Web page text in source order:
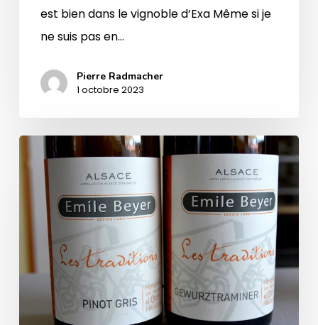
est bien dans le vignoble d’Exa Même si je
ne suis pas en…
Pierre Radmacher
1 octobre 2023
Pro
domaine
Emile
Beyer